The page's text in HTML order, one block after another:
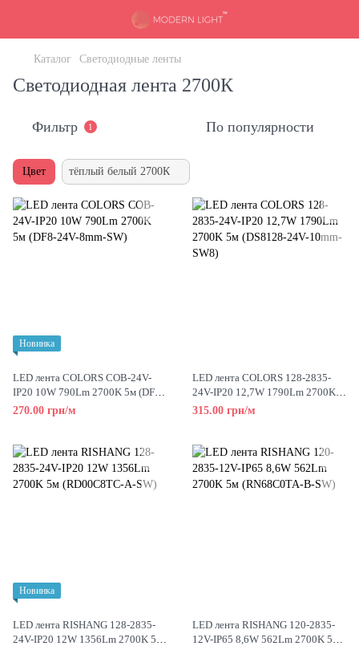
Каталог Светодиодные ленты
Светодиодная лента 2700К
Фильтр 1 По популярности
Цвет тёплый белый 2700К
Новинка
LED лента COLORS COB-24V-
IP20 10W 790Lm 2700K 5м (DF8-
24V-8mm-SW)
270.00 грн/м
LED лента COLORS 128-2835-
24V-IP20 12,7W 1790Lm 2700K
5м (DS8128-24V-10mm-SW8)
315.00 грн/м
Новинка
LED лента RISHANG 128-2835-
24V-IP20 12W 1356Lm 2700K 5м
LED лента RISHANG 120-2835-
12V-IP65 8,6W 562Lm 2700K 5м